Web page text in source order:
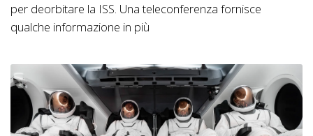
per deorbitare la ISS. Una teleconferenza fornisce
qualche informazione in più